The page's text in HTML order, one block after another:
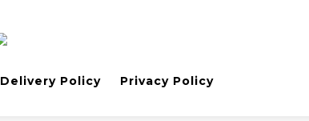
Delivery Policy Privacy Policy